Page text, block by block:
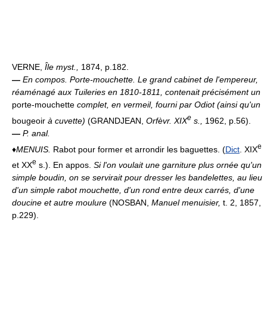
VERNE, Île myst., 1874, p.182.
— En compos. Porte-mouchette. Le grand cabinet de l'empereur,
réaménagé aux Tuileries en 1810-1811, contenait précisément un
porte-mouchette complet, en vermeil, fourni par Odiot (ainsi qu'un
bougeoir à cuvette) (GRANDJEAN, Orfèvr. XIXe s., 1962, p.56).
— P. anal.
♦MENUIS. Rabot pour former et arrondir les baguettes. (Dict . XIXe
et XXe s.). En appos. Si l'on voulait une garniture plus ornée qu'un
simple boudin, on se servirait pour dresser les bandelettes, au lieu
d'un simple rabot mouchette, d'un rond entre deux carrés, d'une
doucine et autre moulure (NOSBAN, Manuel menuisier, t. 2, 1857,
p.229).